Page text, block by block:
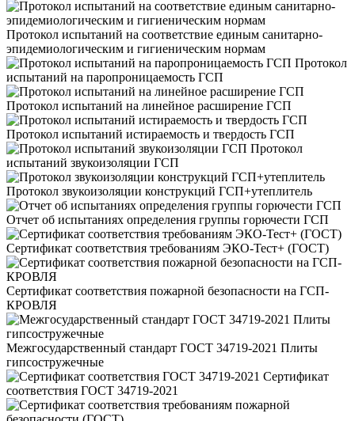
Протокол испытаний на соответствие единым санитарно-
эпидемиологическим и гигиеническим нормам
Протокол
испытаний на паропроницаемость ГСП
Протокол испытаний на линейное расширение ГСП
Протокол испытаний истираемость и твердость ГСП
Протокол
испытаний звукоизоляции ГСП
Протокол звукоизоляции конструкций ГСП+утеплитель
Отчет об испытаниях определения группы горючести ГСП
Сертификат соответствия требованиям ЭКО-Тест+ (ГОСТ)
Сертификат соответствия пожарной безопасности на ГСП-
КРОВЛЯ
Межгосударственный стандарт ГОСТ 34719-2021 Плиты
гипсостружечные
Сертификат
соответствия ГОСТ 34719-2021